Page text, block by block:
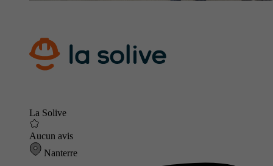
La Solive
Aucun avis
Nanterre